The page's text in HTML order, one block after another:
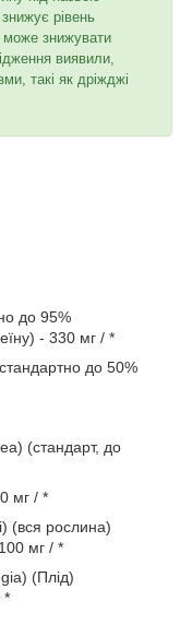
рівень
може знижувати
виявили,
такі як дріжджі
до 95%
- 330 мг / *
до 50%
(стандарт, до
мг / *
(вся рослина)
мг / *
(Плід)
*